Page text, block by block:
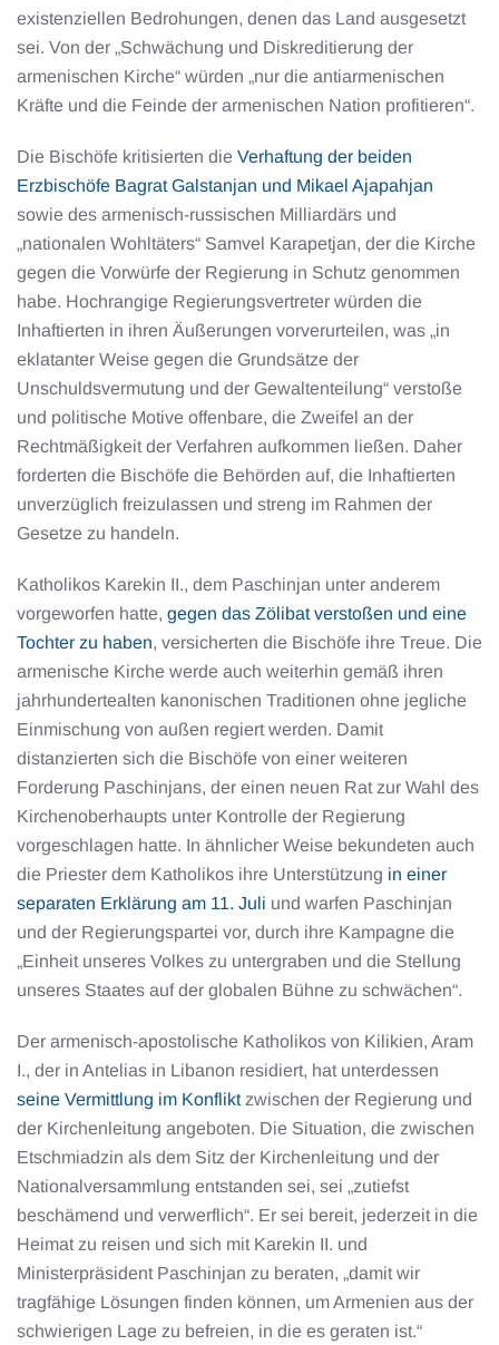
existenziellen Bedrohungen, denen das Land ausgesetzt
sei. Von der „Schwächung und Diskreditierung der
armenischen Kirche“ würden „nur die antiarmenischen
Kräfte und die Feinde der armenischen Nation profitieren“.
Die Bischöfe kritisierten die Verhaftung der beiden
Erzbischöfe Bagrat Galstanjan und Mikael Ajapahjan
sowie des armenisch-russischen Milliardärs und
„nationalen Wohltäters“ Samvel Karapetjan, der die Kirche
gegen die Vorwürfe der Regierung in Schutz genommen
habe. Hochrangige Regierungsvertreter würden die
Inhaftierten in ihren Äußerungen vorverurteilen, was „in
eklatanter Weise gegen die Grundsätze der
Unschuldsvermutung und der Gewaltenteilung“ verstoße
und politische Motive offenbare, die Zweifel an der
Rechtmäßigkeit der Verfahren aufkommen ließen. Daher
forderten die Bischöfe die Behörden auf, die Inhaftierten
unverzüglich freizulassen und streng im Rahmen der
Gesetze zu handeln.
Katholikos Karekin II., dem Paschinjan unter anderem
vorgeworfen hatte, gegen das Zölibat verstoßen und eine
Tochter zu haben, versicherten die Bischöfe ihre Treue. Die
armenische Kirche werde auch weiterhin gemäß ihren
jahrhundertealten kanonischen Traditionen ohne jegliche
Einmischung von außen regiert werden. Damit
distanzierten sich die Bischöfe von einer weiteren
Forderung Paschinjans, der einen neuen Rat zur Wahl des
Kirchenoberhaupts unter Kontrolle der Regierung
vorgeschlagen hatte. In ähnlicher Weise bekundeten auch
die Priester dem Katholikos ihre Unterstützung in einer
separaten Erklärung am 11. Juli und warfen Paschinjan
und der Regierungspartei vor, durch ihre Kampagne die
„Einheit unseres Volkes zu untergraben und die Stellung
unseres Staates auf der globalen Bühne zu schwächen“.
Der armenisch-apostolische Katholikos von Kilikien, Aram
I., der in Antelias in Libanon residiert, hat unterdessen
seine Vermittlung im Konfliktzwischen der Regierung und
der Kirchenleitung angeboten. Die Situation, die zwischen
Etschmiadzin als dem Sitz der Kirchenleitung und der
Nationalversammlung entstanden sei, sei „zutiefst
beschämend und verwerflich“. Er sei bereit, jederzeit in die
Heimat zu reisen und sich mit Karekin II. und
Ministerpräsident Paschinjan zu beraten, „damit wir
tragfähige Lösungen finden können, um Armenien aus der
schwierigen Lage zu befreien, in die es geraten ist.“